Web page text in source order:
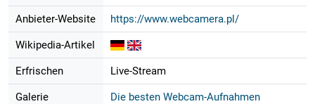
Anbieter-Website https://www.webcamera.pl/
Wikipedia-Artikel
Erfrischen Live-Stream
Galerie Die besten Webcam-Aufnahmen